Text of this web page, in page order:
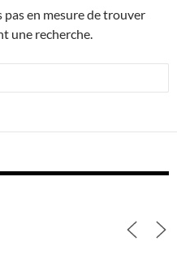
en mesure de trouver
une recherche.